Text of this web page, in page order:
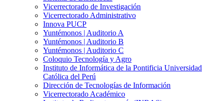
Vicerrectorado de Investigación
Vicerrectorado Administrativo
Innova PUCP
Yuntémonos | Auditorio A
Yuntémonos | Auditorio B
Yuntémonos | Auditorio C
Coloquio Tecnología y Agro
Instituto de Informática de la Pontificia Universidad
Católica del Perú
Dirección de Tecnologías de Información
Vicerrectorado Académico